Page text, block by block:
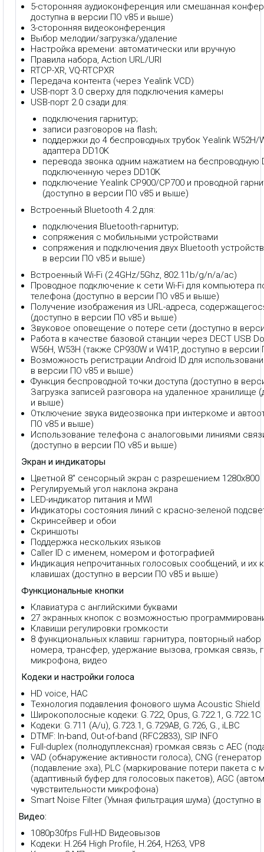
5-сторонняя аудиоконференция или смешанная
доступна в версии ПО v85 и выше)
3-сторонняя видеоконференция
Выбор мелодии/загрузка/удаление
Настройка времени: автоматически или вручную
Правила набора, Action URL/URI
RTCP-XR, VQ-RTCPXR
Передача контента (через Yealink VCD)
USB-порт 3.0 сверху для подключения камеры
USB-порт 2.0 сзади для:
подключения гарнитур;
записи разговоров на flash;
поддержки до 4 беспроводных трубок Yealink
адаптера DD10K
перевода звонка одним нажатием на беспроводную
подключенную через DD10K
подключение Yealink CP900/CP700 и проводной
(доступно в версии ПО v85 и выше)
Встроенный Bluetooth 4.2 для:
подключения Bluetooth-гарнитур;
сопряжения с мобильными устройствами
сопряжения и подключения двух Bluetooth
в версии ПО v85 и выше)
Встроенный Wi-Fi (2.4GHz/5Ghz, 802.11b/g/n/a/ac)
Проводное подключение к сети Wi-Fi для компьютера
телефона (доступно в версии ПО v85 и выше)
Получение изображения из URL-адреса,
(доступно в версии ПО v85 и выше)
Звуковое оповещение о потере сети (доступно в
Работа в качестве базовой станции через DECT USB
W56H, W53H (также CP930W и W41P, доступно в
Возможность регистрации Android ID для
в версии ПО v85 и выше)
Функция беспроводной точки доступа (доступно в
Загрузка записей разговора на удаленное хранилище
и выше)
Отключение звука видеозвонка при интеркоме и
ПО v85 и выше)
Использование телефона с аналоговыми линиями
(доступно в версии ПО v85 и выше)
Экран и индикаторы
Цветной 8" сенсорный экран с разрешением 1280х800
Регулируемый угол наклона экрана
LED-индикатор питания и MWI
Индикаторы состояния линий с красно-зеленой
Скринсейвер и обои
Скриншоты
Поддержка нескольких языков
Caller ID с именем, номером и фотографией
Индикация непрочитанных голосовых сообщений, и их
клавишах (доступно в версии ПО v85 и выше)
Функциональные кнопки
Клавиатура с английскими буквами
27 экранных кнопок с возможностью
Клавиши регулировки громкости
8 функциональных клавиш: гарнитура, повторный набор
номера, трансфер, удержание вызова, громкая связь,
микрофона, видео
Кодеки и настройки голоса
HD voice, HAC
Технология подавления фонового шума Acoustic Shield
Широкополосные кодеки: G.722, Opus, G.722.1, G.722.1C
Кодеки: G.711 (A/u), G.723.1, G.729AB, G.726, G., iLBC
DTMF: In-band, Out-of-band (RFC2833), SIP INFO
Full-duplex (полнодуплексная) громкая связь с AEC
VAD (обнаружение активности голоса), CNG
(подавление эха), PLC (маркирование потери пакета с
(адаптивный буфер для голосовых пакетов), AGC
чувствительности микрофона)
Smart Noise Filter (Умная фильтрация шума) (доступно
Видео:
1080p30fps Full-HD Видеовызов
Кодеки: H.264 High Profile, H.264, H263, VP8